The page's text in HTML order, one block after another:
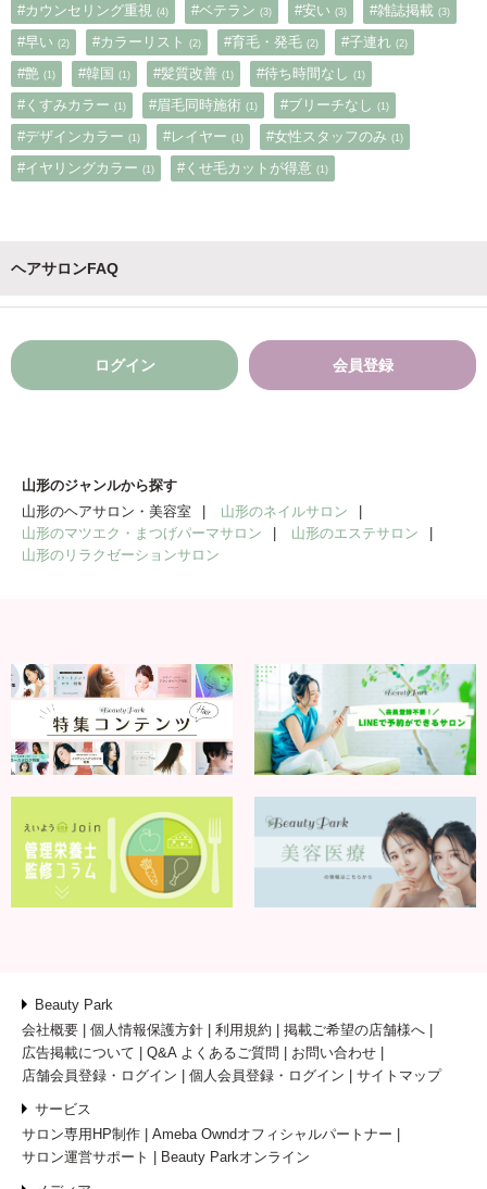
#カウンセリング重視 (4) #ベテラン (3) #安い (3) #雑誌掲載 (3)
#早い (2) #カラーリスト (2) #育毛・発毛 (2) #子連れ (2)
#艶 (1) #韓国 (1) #髪質改善 (1) #待ち時間なし (1)
#くすみカラー (1) #眉毛同時施術 (1) #ブリーチなし (1)
#デザインカラー (1) #レイヤー (1) #女性スタッフのみ (1)
#イヤリングカラー (1) #くせ毛カットが得意 (1)
ヘアサロンFAQ
ログイン 会員登録
山形のジャンルから探す
山形のヘアサロン・美容室
山形のネイルサロン
山形のマツエク・まつげパーマサロン
山形のエステサロン
山形のリラクゼーションサロン
Beauty Park
会社概要
個人情報保護方針 利用規約
掲載ご希望の店舗様へ
広告掲載について
Q&A よくあるご質問
お問い合わせ
店舗会員登録・ログイン
個人会員登録・ログイン サイトマップ
サービス
サロン専用HP制作
Ameba Owndオフィシャルパートナー
サロン運営サポート
Beauty Parkオンライン